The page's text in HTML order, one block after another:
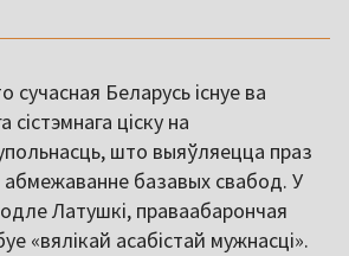
сучасная Беларусь існуе ва
ціску на
што выяўляецца праз
абмежаванне базавых свабод. У
Латушкі, праваабарончая
«вялікай асабістай мужнасці».